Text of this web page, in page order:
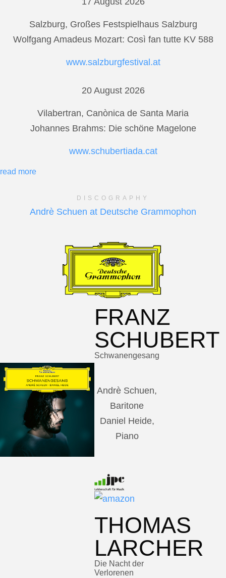
Salzburg, Großes Festspielhaus Salzburg
Wolfgang Amadeus Mozart: Così fan tutte KV 588
www.salzburgfestival.at
20 August 2026
Vilabertran, Canònica de Santa Maria
Johannes Brahms: Die schöne Magelone
www.schubertiada.cat
read more
DISCOGRAPHY
Andrè Schuen at Deutsche Grammophon
FRANZ
SCHUBERT
Schwanengesang
Andrè Schuen,
Baritone
Daniel Heide,
Piano
THOMAS
LARCHER
Die Nacht der
Verlorenen